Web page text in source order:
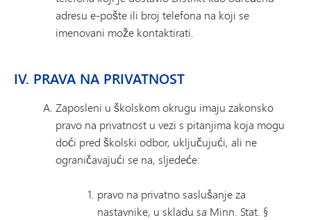
adresu e-pošte ili broj telefona na koji se
imenovani može kontaktirati.
IV. PRAVA NA PRIVATNOST
Zaposleni u školskom okrugu imaju zakonsko
pravo na privatnost u vezi s pitanjima koja mogu
doći pred školski odbor, uključujući, ali ne
ograničavajući se na, sljedeće:
pravo na privatno saslušanje za
nastavnike, u skladu sa Minn. Stat. §